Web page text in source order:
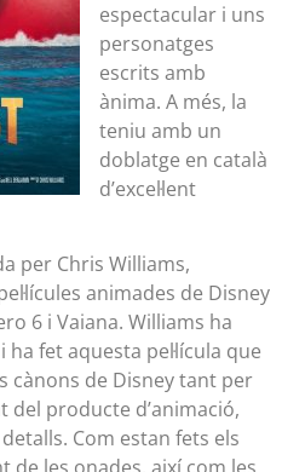
espectacular i uns
personatges
escrits amb
ànima. A més, la
teniu amb un
doblatge en català
d’excel·lent
per Chris Williams,
animades de Disney
6 i Vaiana. Williams ha
fet aquesta pel·lícula que
cànons de Disney tant per
producte d’animació,
Com estan fets els